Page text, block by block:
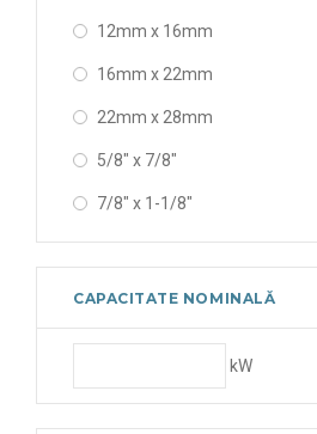
12mm x 16mm
16mm x 22mm
22mm x 28mm
5/8" x 7/8"
7/8" x 1-1/8"
CAPACITATE NOMINALĂ
kW